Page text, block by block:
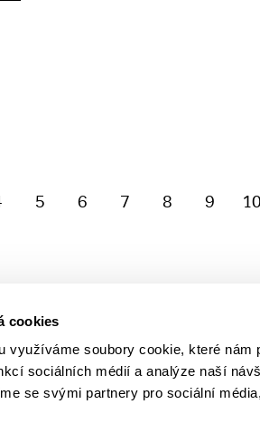
cookies
využíváme soubory cookie, které nám
sociálních médií a analýze naší
se svými partnery pro sociální
5 6 7 8 9 10